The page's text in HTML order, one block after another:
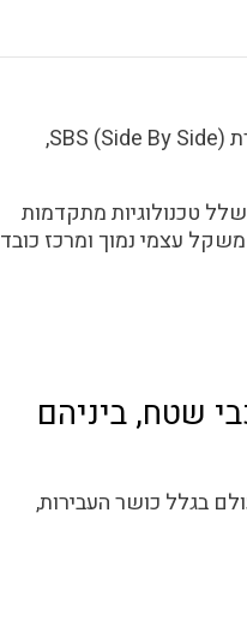
באגי הוא שם כללי לרכבי שטח פתוחים בעלי תכונות יוצאת דופן בכל תנאי השטח. רוב הדגמים הם בתצורת (SBS (Side By Side,
ושלל טכנולוגיות מתקדמות
משקל עצמי נמוך ומרכז כובד
שטח, ביניהם
בגלל כושר העבירות,